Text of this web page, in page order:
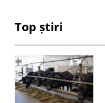
Top știri